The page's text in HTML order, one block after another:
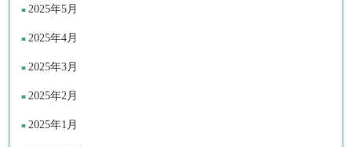
2025年5月
2025年4月
2025年3月
2025年2月
2025年1月